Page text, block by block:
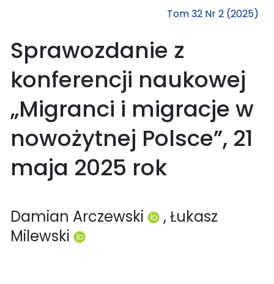
Tom 32 Nr 2 (2025)
Sprawozdanie z
konferencji naukowej
„Migranci i migracje w
nowożytnej Polsce”, 21
maja 2025 rok
Damian Arczewski
, Łukasz
Milewski